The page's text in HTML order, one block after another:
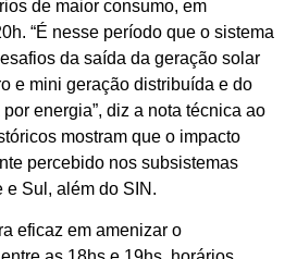
de maior consumo, em
“É nesse período que o sistema
da saída da geração solar
e mini geração distribuída e do
energia”, diz a nota técnica ao
mostram que o impacto
percebido nos subsistemas
e Sul, além do SIN.
eficaz em amenizar o